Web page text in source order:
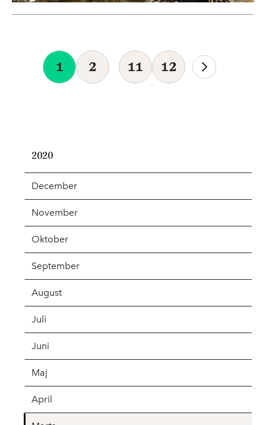
1 2 11 12
2020
December
November
Oktober
September
August
Juli
Juni
Maj
April